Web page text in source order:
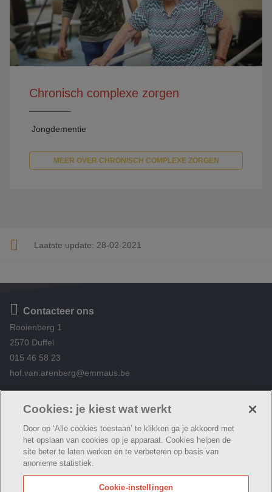
Chronisch complexe zorgen
Jongdementie
MEER OVER CHRONISCH COMPLEXE ZORGEN
Laatste update: 28-02-2021
Contacteer ons
Rooienberg 1
2570 Duffel
015 46 58 23
hof.van.arenberg@emmaus.be
Arenberg-376696345834584/
© Woonzorg Emmaüs
Cookie verklaring
Privacybeleid
Webtoegankelijkheidsverklaring
Cookies: je kiest wat werkt
Door op ‘Alle cookies toestaan’ te klikken ga je akkoord met
het opslaan van cookies op je apparaat. Cookies helpen de
site beter te laten werken en te verbeteren op basis van
anonieme statistiek.
Cookie-instellingen